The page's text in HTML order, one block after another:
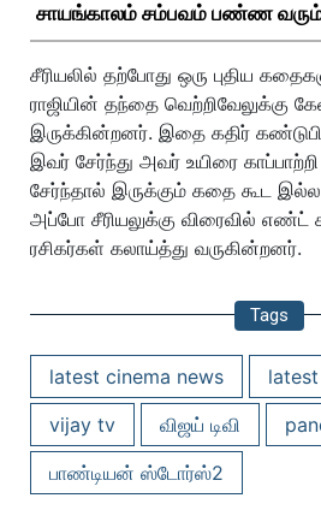
சாயங்காலம் சம்பவம் பண்ண வரும்
சீரியலில் தற்போது ஒரு புதிய
ராஜியின் தந்தை வெற்றிவேலுக்கு
இருக்கின்றனர். இதை கதிர்
இவர் சேர்ந்து அவர் உயிரை காப்பாற்றி
சேர்ந்தால் இருக்கும் கதை கூட
அப்போ சீரியலுக்கு விரைவில்
ரசிகர்கள் கலாய்த்து வருகின்றனர்.
Tags
latest cinema news
vijay tv
விஜய் டிவி
பாண்டியன் ஸ்டோர்ஸ்2